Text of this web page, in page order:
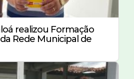
realizou Formação
Rede Municipal de